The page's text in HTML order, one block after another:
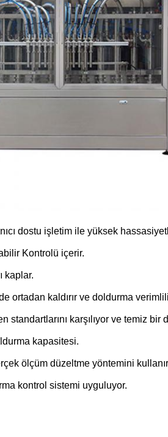
dostu işletim ile yüksek
Kontrolü içerir.
kaplar.
ortadan kaldırır ve doldurma
karşılıyor ve temiz bir
kapasitesi.
ölçüm düzeltme yöntemini
kontrol sistemi uyguluyor.